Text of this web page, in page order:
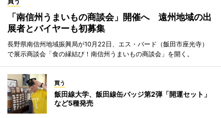
「南信州うまいもの商談会」開催へ 遠州地域の出
展者とバイヤーも初募集
長野県南信州地域振興局が10月22日、エス・バード（飯田市座光寺）
で展示商談会「食の縁結び！南信州うまいもの商談会」を開く。
買う
飯田線大学、飯田線缶バッジ第2弾「開運セット」
など5種発売